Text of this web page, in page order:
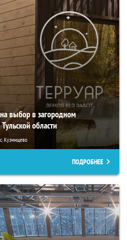
выбор в загородном
области
Кузмищево
ПОДРОБНЕЕ